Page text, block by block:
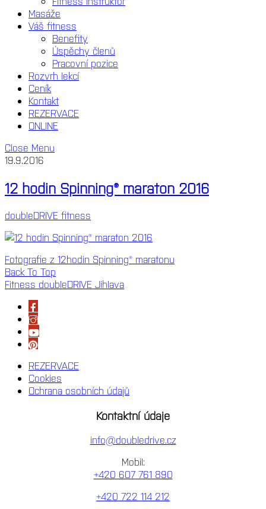
Masáže
Váš fitness
Benefity
Úspěchy členů
Pracovní pozice
Rozvrh lekcí
Ceník
Kontakt
REZERVACE
ONLINE
Close Menu
19.9.2016
12 hodin Spinning® maraton 2016
doubleDRIVE fitness
Fotografie z 12hodin Spinning® maratonu
Back To Top
Fitness doubleDRIVE Jihlava
REZERVACE
Cookies
Ochrana osobních údajů
Kontaktní údaje
info@doubledrive.cz
Mobil:
+420 607 761 890
+420 722 114 212